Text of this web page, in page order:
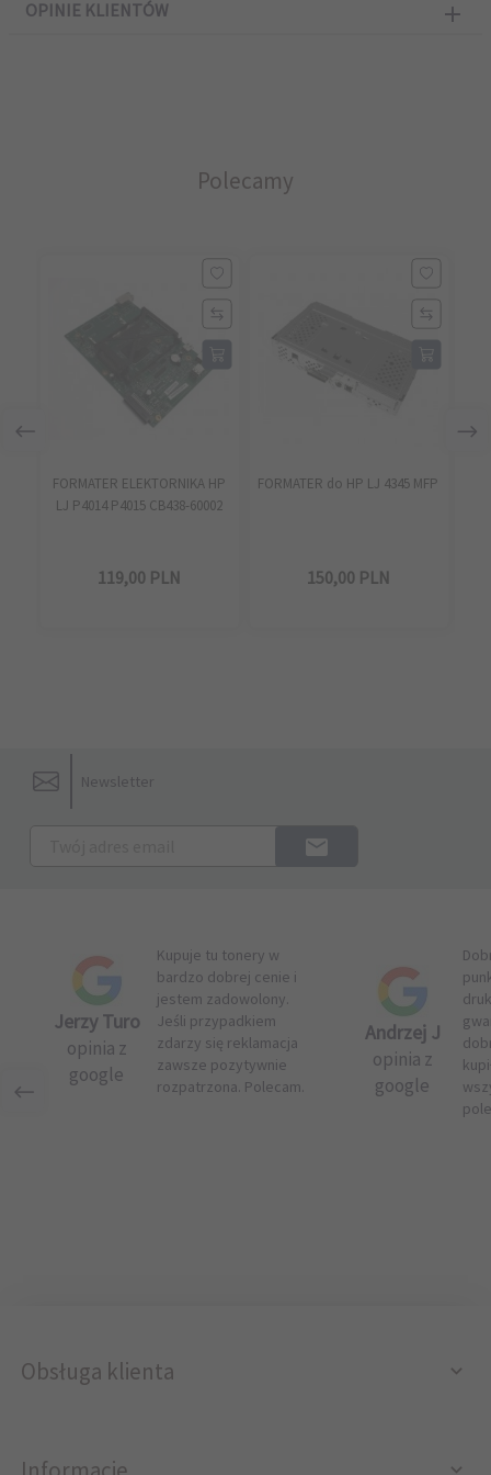
OPINIE KLIENTÓW
Polecamy
FORMATER ELEKTORNIKA HP
LJ P4014 P4015 CB438-60002
119,00 PLN
FORMATER do HP LJ 4345 MFP
150,00 PLN
Newsletter
Jerzy Turo
opinia z
google
Kupuje tu tonery w
bardzo dobrej cenie i
jestem zadowolony.
Jeśli przypadkiem
zdarzy się reklamacja
zawsze pozytywnie
rozpatrzona. Polecam.
Andrzej J
opinia z
google
Obsługa klienta